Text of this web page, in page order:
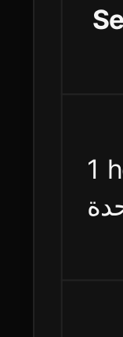
1